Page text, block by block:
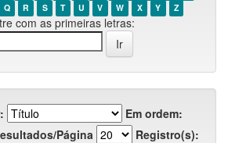
Q R S T U V W X Y Z
com as primeiras letras:
Em ordem:
Página
Registro(s):